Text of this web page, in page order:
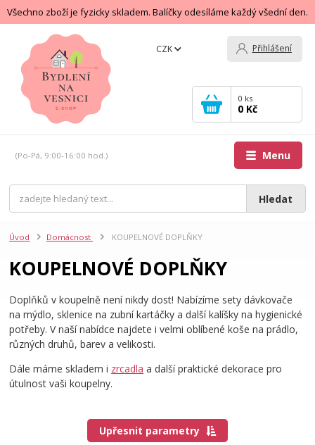
Všechno zboží je fyzicky skladem. Balíčky odesíláme každý všední den.
Menu
Hledat
CZK Přihlášení
0 ks
0 Kč
(Po-Pá, 9:00-16:00 hod.)
Úvod Domácnost KOUPELNOVÉ DOPLŇKY
KOUPELNOVÉ DOPLŇKY
Doplňků v koupelně není nikdy dost! Nabízíme sety dávkovače
na mýdlo, sklenice na zubní kartáčky a další kalíšky na hygienické
potřeby. V naší nabídce najdete i velmi oblíbené koše na prádlo,
různých druhů, barev a velikosti.
Dále máme skladem i zrcadla a další praktické dekorace pro
útulnost vaši koupelny.
Upřesnit parametry